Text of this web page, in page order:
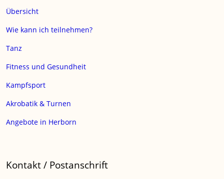
Übersicht
Wie kann ich teilnehmen?
Tanz
Fitness und Gesundheit
Kampfsport
Akrobatik & Turnen
Angebote in Herborn
Kontakt / Postanschrift